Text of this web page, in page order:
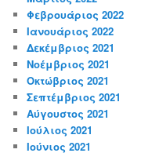
Φεβρουάριος 2022
Ιανουάριος 2022
Δεκέμβριος 2021
Νοέμβριος 2021
Οκτώβριος 2021
Σεπτέμβριος 2021
Αύγουστος 2021
Ιούλιος 2021
Ιούνιος 2021